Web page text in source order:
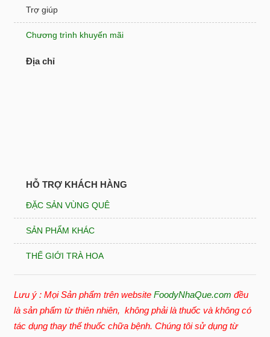
Trợ giúp
Chương trình khuyến mãi
Địa chỉ
HỖ TRỢ KHÁCH HÀNG
ĐẶC SẢN VÙNG QUÊ
SẢN PHẨM KHÁC
THẾ GIỚI TRÀ HOA
Lưu ý : Mọi Sản phẩm trên website FoodyNhaQue.com đều
là sản phẩm từ thiên nhiên, không phải là thuốc và không có
tác dụng thay thế thuốc chữa bệnh. Chúng tôi sử dụng từ